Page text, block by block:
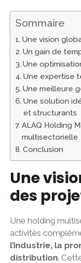
Sommaire
Une vision
Un gain de
Une
Une expertise
Une meilleure
Une solution
et structurants
ALAQ Holding
multisectorielle
Conclusion
Une
des
Une holding
activités
l’industrie, la
distribution.